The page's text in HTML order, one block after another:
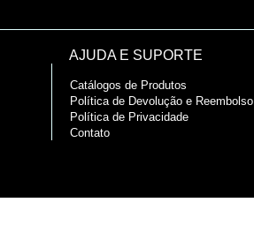
AJUDA E SUPORTE
Catálogos de Produtos
Política de Devolução e Reembolso
Política de Privacidade
Contato